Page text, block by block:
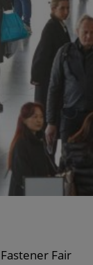
Fair